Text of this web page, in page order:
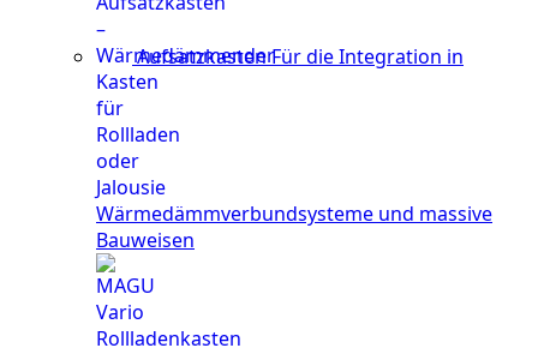
AufsatzkastenFür die Integration in
Wärmedämmverbundsysteme und massive
Bauweisen